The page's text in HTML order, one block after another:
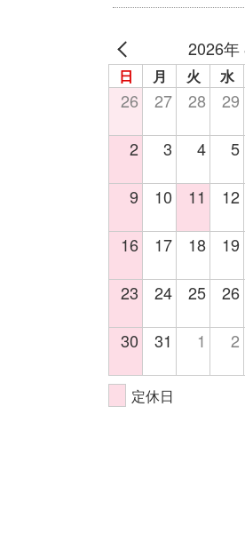
2026年
日 月 火 水
26 27 28 29
2 3 4 5
9 10 11 12
16 17 18 19
23 24 25 26
30 31 1 2
定休日